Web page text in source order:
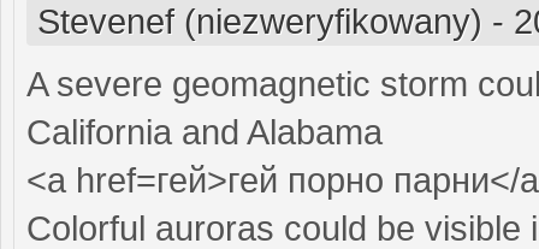
Stevenef (niezweryfikowany) -
A severe geomagnetic storm
California and Alabama
<a href=гей>гей порно парни</
Colorful auroras could be